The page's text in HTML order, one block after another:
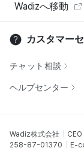
Wadizへ移動
カスタマー
チャット相談
ヘルプセンター
Wadiz株式会社
258-87-01370
E-